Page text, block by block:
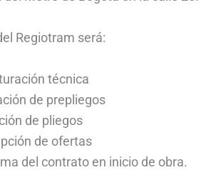
Regiotram será:
técnica
de prepliegos
de pliegos
de ofertas
del contrato en inicio de obra.